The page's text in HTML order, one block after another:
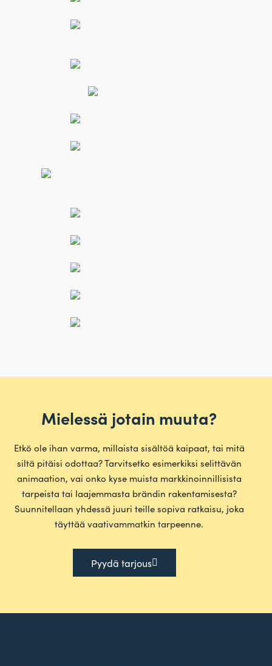
Mielessä jotain muuta?
Etkö ole ihan varma, mil­laista sisältöä kaipaat, tai mitä
siltä pitäisi odottaa? Tar­vit­setko esi­mer­kiksi selit­tävän
ani­maation, vai onko kyse muista mark­ki­noin­nil­li­sista
tar­peista tai laa­jem­masta brändin raken­ta­mi­sesta?
Suun­ni­tellaan yhdessä juuri teille sopiva rat­kaisu, joka
täyttää vaa­ti­vam­matkin tarpeenne.
Pyydä tarjous